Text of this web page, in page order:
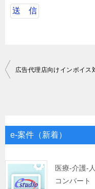
投
ゲ
シ
ョ
e-案件（新着）
医療-介護-
コンバート